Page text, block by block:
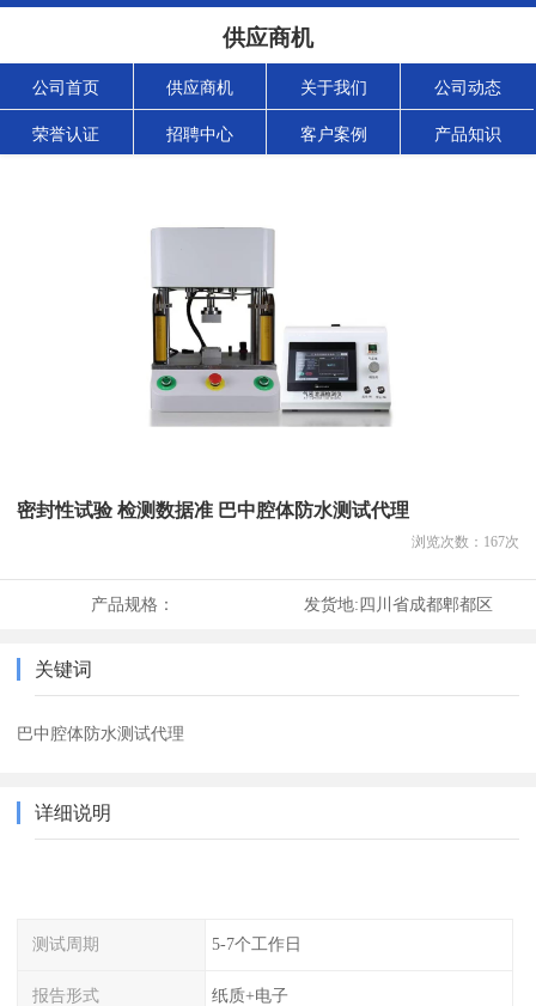
供应商机
公司首页 供应商机 关于我们 公司动态
荣誉认证 招聘中心 客户案例 产品知识
密封性试验 检测数据准 巴中腔体防水测试代理
浏览次数： 167次
产品规格： 发货地:四川省成都郫都区
关键词
巴中腔体防水测试代理
详细说明
测试周期 5-7个工作日
报告形式 纸质+电子